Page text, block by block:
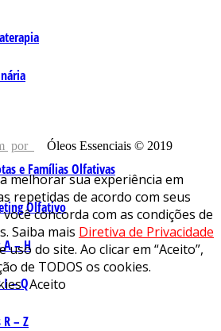
e Famílias Olfativas
Olfativo
A – H
I – Q
– Z
por Óleos Essenciais © 2019
melhorar sua experiência em
repetidas de acordo com seus
concorda com as condições de
Saiba mais Diretiva de Privacidade
uso do site. Ao clicar em “Aceito”,
de TODOS os cookies.
Aceito